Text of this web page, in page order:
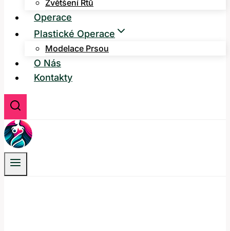
Zvětšení Rtů
Operace
Plastické Operace
Modelace Prsou
O Nás
Kontakty